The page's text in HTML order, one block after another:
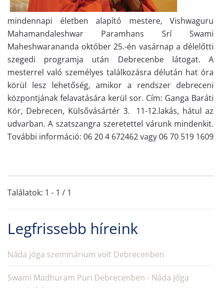
mindennapi életben alapító mestere, Vishwaguru
Mahamandaleshwar Paramhans Srí Swami
Maheshwarananda október 25.-én vasárnap a délelőtti
szegedi programja után Debrecenbe látogat. A
mesterrel való személyes találkozásra délután hat óra
körül lesz lehetőség, amikor a rendszer debreceni
központjának felavatására kerül sor. Cím: Ganga Baráti
Kör, Debrecen, Külsővásártér 3. 11-12.lakás, hátul az
udvarban. A szatszangra szeretettel várunk mindenkit.
További információ: 06 20 4 672462 vagy 06 70 519 1609
Találatok: 1 - 1 / 1
Legfrissebb híreink
Náda jóga szeminárium volt Debrecenben
Swami Madhuram Puri Debrecenben - Náda Jóga